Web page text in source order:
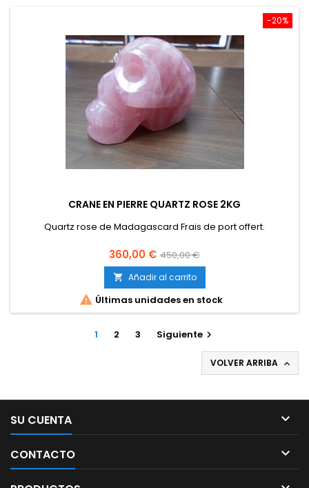
-20%
CRANE EN PIERRE QUARTZ ROSE 2KG
Quartz rose de Madagascard Frais de port offert.
Precio
360,00 € Precio
base
450,00 €
 Añadir al carrito
 Últimas unidades en stock
1 2 3 Siguiente
VOLVER ARRIBA 
SU CUENTA 
CONTACTO 